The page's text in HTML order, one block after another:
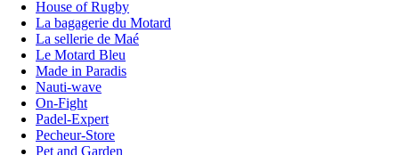
House of Rugby
La bagagerie du Motard
La sellerie de Maé
Le Motard Bleu
Made in Paradis
Nauti-wave
On-Fight
Padel-Expert
Pecheur-Store
Pet and Garden